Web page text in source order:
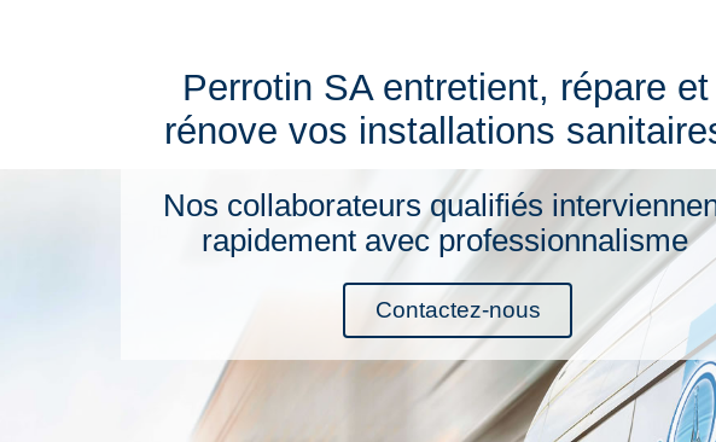
Perrotin SA entretient, répare et
rénove vos installations
Nos collaborateurs qualifiés
rapidement avec professionnalisme
Contactez-nous